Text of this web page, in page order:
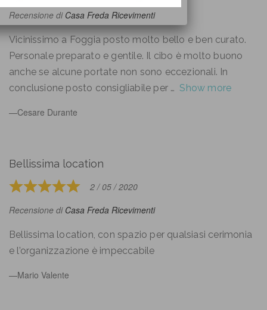
5
out
of
5
Recensione di Casa Freda Ricevimenti
Vicinissimo a Foggia posto molto bello e ben curato.
Personale preparato e gentile. Il cibo è molto buono
anche se alcune portate non sono eccezionali. In
conclusione posto consigliabile per
Show more
Cesare Durante
Bellissima location
Rated
5
of
5
2 / 05 / 2020
Recensione di Casa Freda Ricevimenti
Bellissima location, con spazio per qualsiasi cerimonia
e l’organizzazione è impeccabile
Mario Valente